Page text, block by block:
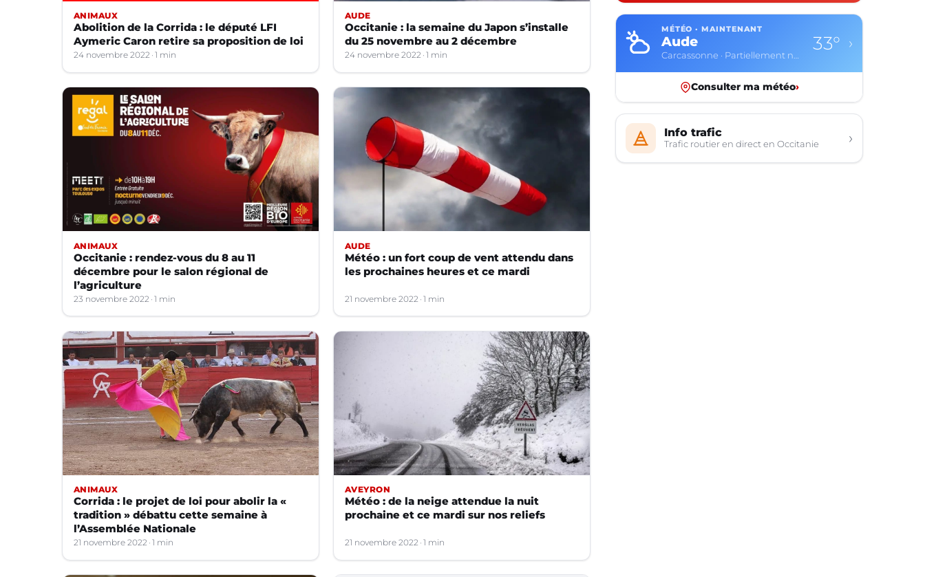
ANIMAUX
Abolition de la Corrida : le député LFI
Aymeric Caron retire sa proposition de loi
24 novembre 2022 1 min
AUDE
Occitanie : la semaine du Japon s’installe
du 25 novembre au 2 décembre
24 novembre 2022 1 min
ANIMAUX
Occitanie : rendez-vous du 8 au 11
décembre pour le salon régional de
l’agriculture
23 novembre 2022 1 min
AUDE
Météo : un fort coup de vent attendu dans
les prochaines heures et ce mardi
21 novembre 2022 1 min
ANIMAUX
Corrida : le projet de loi pour abolir la «
tradition » débattu cette semaine à
l’Assemblée Nationale
21 novembre 2022 1 min
AVEYRON
Météo : de la neige attendue la nuit
prochaine et ce mardi sur nos reliefs
21 novembre 2022 1 min
MÉTÉO · MAINTENANT
Aude
Carcassonne · Partiellement nuageux
33° ›
Consulter ma météo›
Info trafic
Trafic routier en direct en Occitanie ›